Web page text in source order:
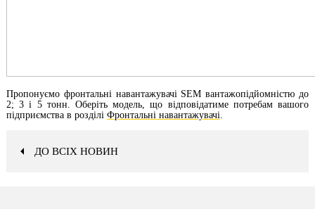
Пропонуємо фронтальні навантажувачі SEM вантажопідйомністю до
2; 3 і 5 тонн. Оберіть модель, що відповідатиме потребам вашого
підприємства в розділі Фронтальні навантажувачі.
ДО ВСІХ НОВИН